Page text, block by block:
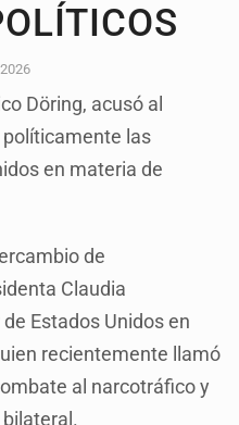
Döring, acusó al
las
en materia de
de
Claudia
Estados Unidos en
recientemente llamó
al narcotráfico y